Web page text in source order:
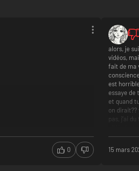
0
alors, je
vidéos,
fait de ma
est
essaye de
et quand
on dirait??
pas, j’ai
surtout
vieux,
15 mars